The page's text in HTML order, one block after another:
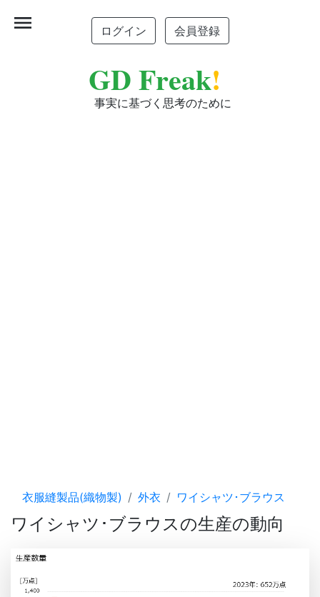
ログイン 会員登録
GD Freak!
事実に基づく思考のために
menu
衣服縫製品(織物製) 外衣 ワイシャツ･ブラウス
ワイシャツ･ブラウスの生産の動向